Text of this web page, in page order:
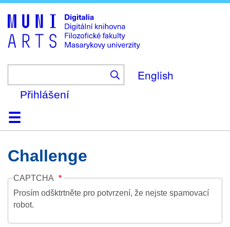
to
main
content
English
Přihlášení
DomůKolekce
Prohlížení
Vyhledávání
O platformě
Nápověda
KontaktDigitalia
Challenge
CAPTCHA
Prosím odšktrtněte pro potvrzení, že nejste spamovací
robot.